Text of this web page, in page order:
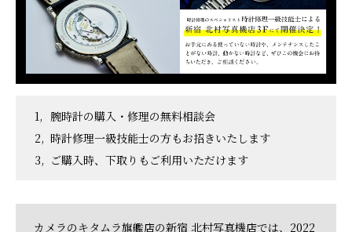
腕時計の購入・修理の無料相談会
時計修理一級技能士の方もお招きいたします
ご購入時、下取りもご利用いただけます
カメラのキタムラ旗艦店の新宿 北村写真機店では、2022